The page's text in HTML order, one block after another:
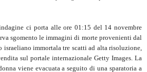
ci porta alle ore 01:15 del 14 novembre
sgomento le immagini di morte provenienti dal
israeliano immortala tre scatti ad alta risoluzione,
sul portale internazionale Getty Images. La
viene evacuata a seguito di una sparatoria a